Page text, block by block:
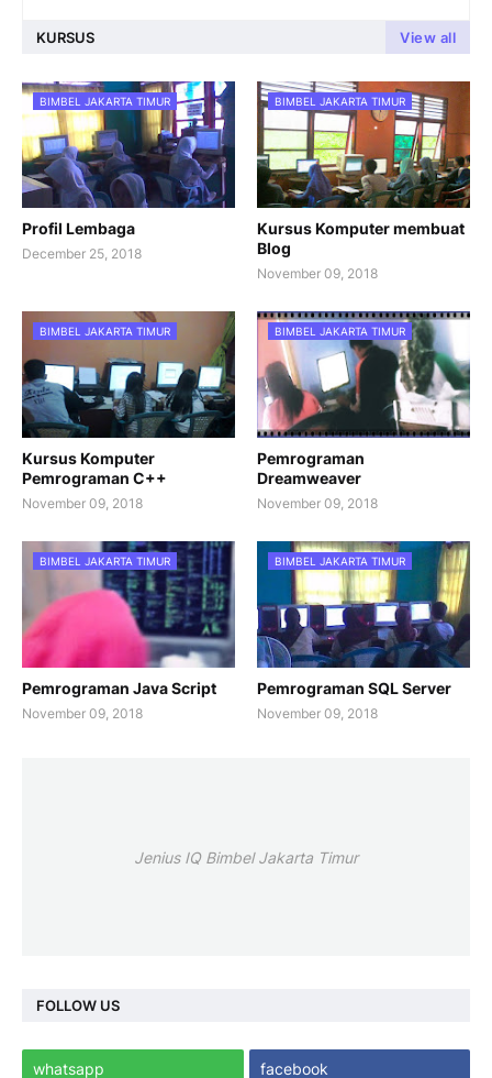
KURSUS View all
BIMBEL JAKARTA TIMUR
Profil Lembaga
December 25, 2018
BIMBEL JAKARTA TIMUR
Kursus Komputer membuat
Blog
November 09, 2018
BIMBEL JAKARTA TIMUR
Kursus Komputer
Pemrograman C++
November 09, 2018
BIMBEL JAKARTA TIMUR
Pemrograman
Dreamweaver
November 09, 2018
BIMBEL JAKARTA TIMUR
Pemrograman Java Script
November 09, 2018
BIMBEL JAKARTA TIMUR
Pemrograman SQL Server
November 09, 2018
Jenius IQ Bimbel Jakarta Timur
FOLLOW US
whatsapp facebook